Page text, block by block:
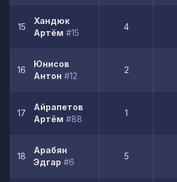
15
Хандюк
Артём #15
4
16
Юнисов
Антон #12
2
17
Айрапетов
Артём #88
1
18
Арабян
Эдгар #6
5